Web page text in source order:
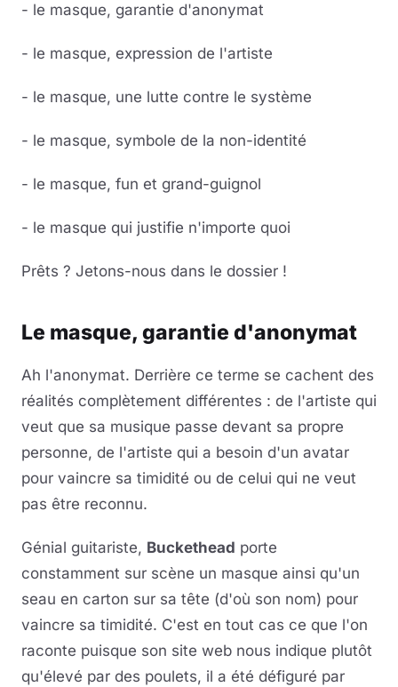
- le masque, garantie d'anonymat
- le masque, expression de l'artiste
- le masque, une lutte contre le système
- le masque, symbole de la non-identité
- le masque, fun et grand-guignol
- le masque qui justifie n'importe quoi
Prêts ? Jetons-nous dans le dossier !
Le masque, garantie d'anonymat
Ah l'anonymat. Derrière ce terme se cachent des
réalités complètement différentes : de l'artiste qui
veut que sa musique passe devant sa propre
personne, de l'artiste qui a besoin d'un avatar
pour vaincre sa timidité ou de celui qui ne veut
pas être reconnu.
Génial guitariste, Buckethead porte
constamment sur scène un masque ainsi qu'un
seau en carton sur sa tête (d'où son nom) pour
vaincre sa timidité. C'est en tout cas ce que l'on
raconte puisque son site web nous indique plutôt
qu'élevé par des poulets, il a été défiguré par